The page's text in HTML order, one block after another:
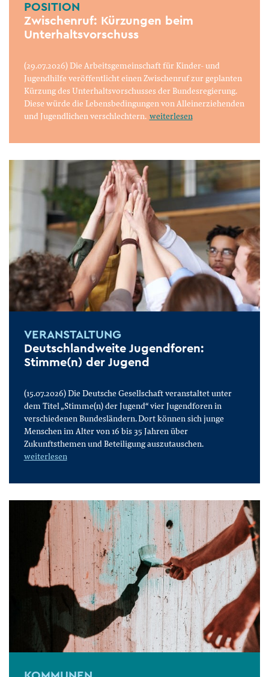
POSITION
Zwischenruf: Kürzungen beim
Unterhaltsvorschuss
(29.07.2026) Die Arbeitsgemeinschaft für Kinder- und
Jugendhilfe veröffentlicht einen Zwischenruf zur geplanten
Kürzung des Unterhaltsvorschusses der Bundesregierung.
Diese würde die Lebensbedingungen von Alleinerziehenden
und Jugendlichen verschlechtern. weiterlesen
VERANSTALTUNG
Deutschlandweite Jugendforen:
Stimme(n) der Jugend
(15.07.2026) Die Deutsche Gesellschaft veranstaltet unter
dem Titel „Stimme(n) der Jugend“ vier Jugendforen in
verschiedenen Bundesländern. Dort können sich junge
Menschen im Alter von 16 bis 35 Jahren über
Zukunftsthemen und Beteiligung auszutauschen.
weiterlesen